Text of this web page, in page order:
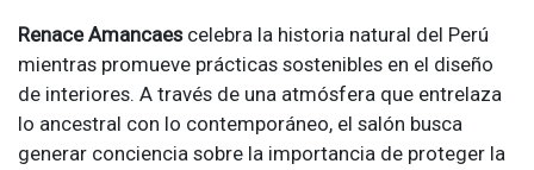
Renace Amancaes celebra la historia natural del Perú
mientras promueve prácticas sostenibles en el diseño
de interiores. A través de una atmósfera que entrelaza
lo ancestral con lo contemporáneo, el salón busca
generar conciencia sobre la importancia de proteger la